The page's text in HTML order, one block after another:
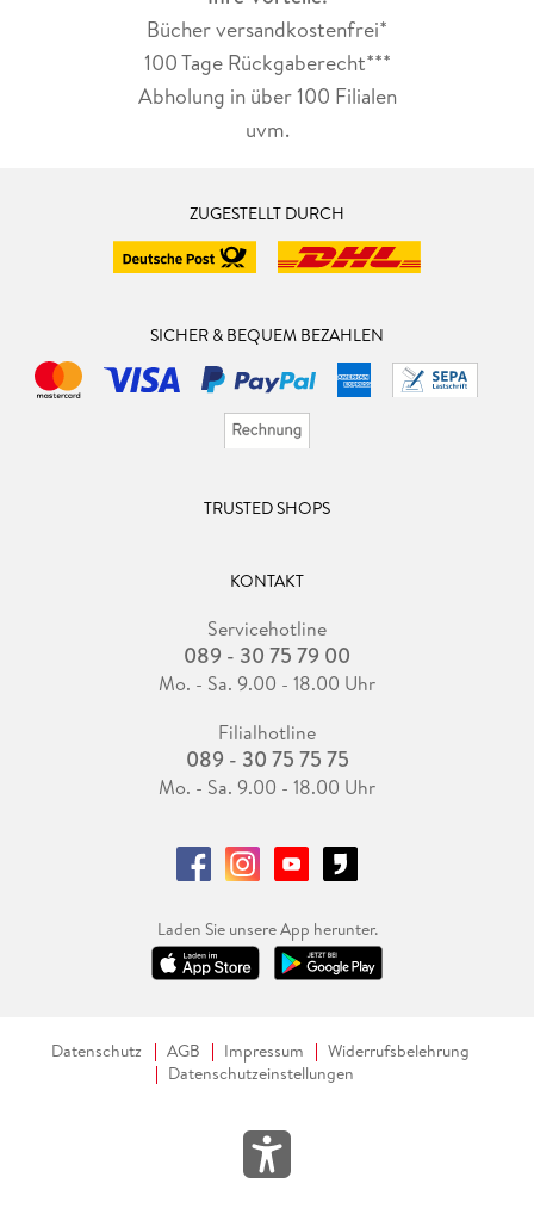
Bücher versandkostenfrei*
100 Tage Rückgaberecht***
Abholung in über 100 Filialen
uvm.
ZUGESTELLT DURCH
SICHER & BEQUEM BEZAHLEN
TRUSTED SHOPS
KONTAKT
Servicehotline
089 - 30 75 79 00
Mo. - Sa. 9.00 - 18.00 Uhr
Filialhotline
089 - 30 75 75 75
Mo. - Sa. 9.00 - 18.00 Uhr
Laden Sie unsere App herunter.
Datenschutz AGB Impressum
Widerrufsbelehrung
Datenschutzeinstellungen